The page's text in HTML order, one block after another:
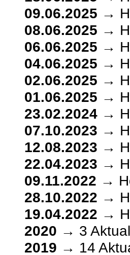
09.06.2025 →
08.06.2025 →
06.06.2025 →
04.06.2025 →
02.06.2025 →
01.06.2025 →
23.02.2024 →
07.10.2023 →
12.08.2023 →
22.04.2023 →
09.11.2022 →
28.10.2022 →
19.04.2022 →
2020 → 3
2019 → 14